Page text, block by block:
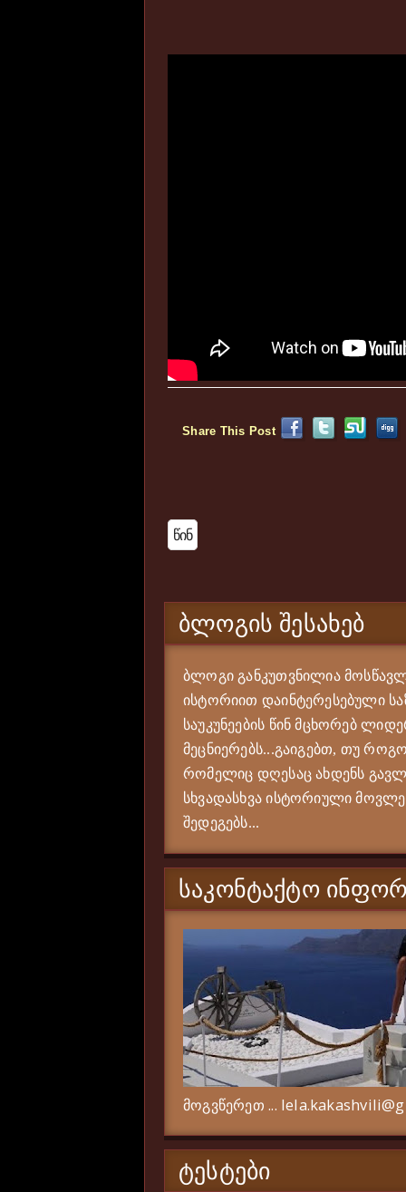
Share This Post
Წინ
ᲑᲚᲝᲒᲘᲡ ᲨᲔᲡᲐᲮᲔᲑ
ბლოგი განკუთვნილია
ისტორიით დაინტერესებული
საუკუნეების წინ მცხორებ
მეცნიერებს...გაიგებთ, თუ
რომელიც დღესაც ახდენს
სხვადასხვა ისტორიული
შედეგებს...
ᲡᲐᲙᲝᲜᲢᲐᲥᲢᲝ
მოგვწერეთ ...
ᲢᲔᲡᲢᲔᲑᲘ